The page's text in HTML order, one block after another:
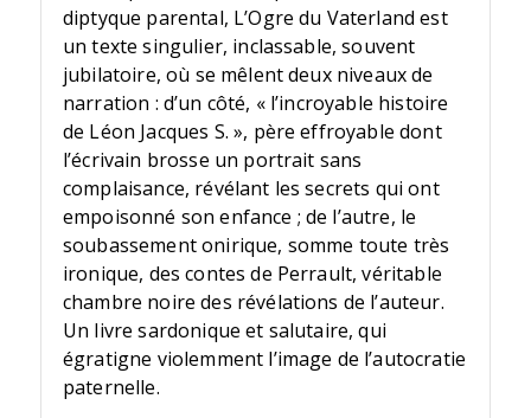
diptyque parental, L’Ogre du Vaterland est
un texte singulier, inclassable, souvent
jubilatoire, où se mêlent deux niveaux de
narration : d’un côté, « l’incroyable histoire
de Léon Jacques S. », père effroyable dont
l’écrivain brosse un portrait sans
complaisance, révélant les secrets qui ont
empoisonné son enfance ; de l’autre, le
soubassement onirique, somme toute très
ironique, des contes de Perrault, véritable
chambre noire des révélations de l’auteur.
Un livre sardonique et salutaire, qui
égratigne violemment l’image de l’autocratie
paternelle.